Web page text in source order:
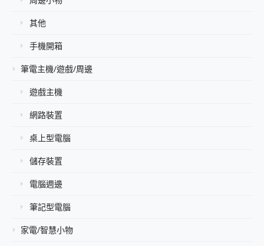
其他
手機開箱
筆電主機/遊戲/周邊
遊戲主機
網路裝置
桌上型電腦
儲存裝置
電腦週邊
筆記型電腦
家電/智慧小物